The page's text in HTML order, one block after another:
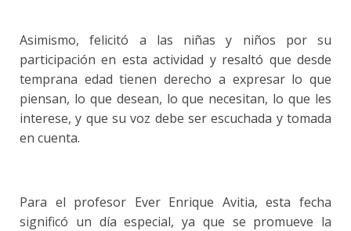
Asimismo, felicitó a las niñas y niños por su
participación en esta actividad y resaltó que desde
temprana edad tienen derecho a expresar lo que
piensan, lo que desean, lo que necesitan, lo que les
interese, y que su voz debe ser escuchada y tomada
en cuenta.
Para el profesor Ever Enrique Avitia, esta fecha
significó un día especial, ya que se promueve la